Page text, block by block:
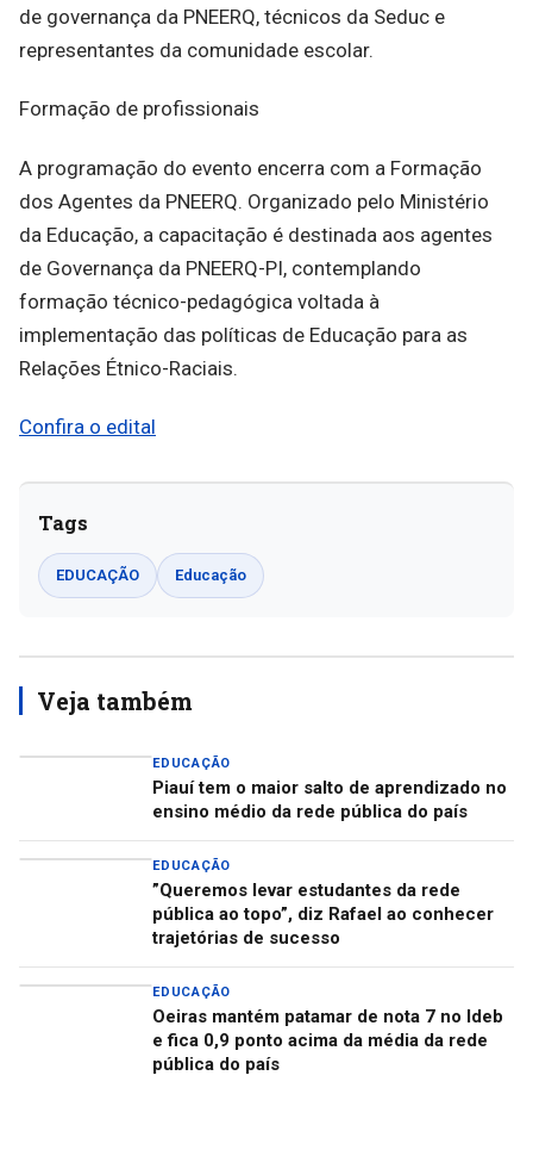
de governança da PNEERQ, técnicos da Seduc e
representantes da comunidade escolar.
Formação de profissionais
A programação do evento encerra com a Formação
dos Agentes da PNEERQ. Organizado pelo Ministério
da Educação, a capacitação é destinada aos agentes
de Governança da PNEERQ-PI, contemplando
formação técnico-pedagógica voltada à
implementação das políticas de Educação para as
Relações Étnico-Raciais.
Confira o edital
Tags
EDUCAÇÃO Educação
Veja também
EDUCAÇÃO
Piauí tem o maior salto de aprendizado no
ensino médio da rede pública do país
EDUCAÇÃO
”Queremos levar estudantes da rede
pública ao topo”, diz Rafael ao conhecer
trajetórias de sucesso
EDUCAÇÃO
Oeiras mantém patamar de nota 7 no Ideb
e fica 0,9 ponto acima da média da rede
pública do país